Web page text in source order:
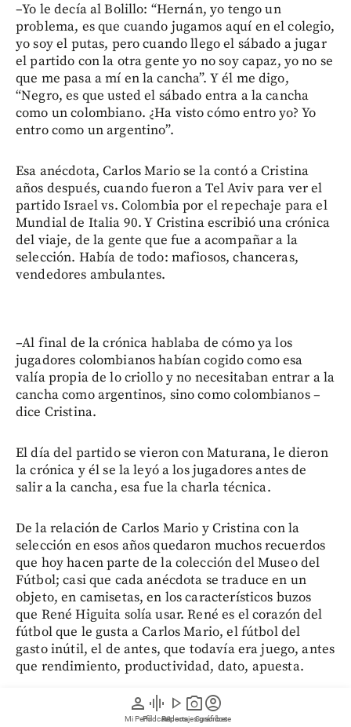
person
Mi Perfil
graphic_eq
Pódcast
play_arrow
Videos
photo_camera
Reportajes gráficos
account_circle
Suscríbete
–Yo le decía al Bolillo: “Hernán, yo tengo un
problema, es que cuando jugamos aquí en el colegio,
yo soy el putas, pero cuando llego el sábado a jugar
el partido con la otra gente yo no soy capaz, yo no se
que me pasa a mí en la cancha”. Y él me digo,
“Negro, es que usted el sábado entra a la cancha
como un colombiano. ¿Ha visto cómo entro yo? Yo
entro como un argentino”.
Esa anécdota, Carlos Mario se la contó a Cristina
años después, cuando fueron a Tel Aviv para ver el
partido Israel vs. Colombia por el repechaje para el
Mundial de Italia 90. Y Cristina escribió una crónica
del viaje, de la gente que fue a acompañar a la
selección. Había de todo: mafiosos, chanceras,
vendedores ambulantes.
–Al final de la crónica hablaba de cómo ya los
jugadores colombianos habían cogido como esa
valía propia de lo criollo y no necesitaban entrar a la
cancha como argentinos, sino como colombianos –
dice Cristina.
El día del partido se vieron con Maturana, le dieron
la crónica y él se la leyó a los jugadores antes de
salir a la cancha, esa fue la charla técnica.
De la relación de Carlos Mario y Cristina con la
selección en esos años quedaron muchos recuerdos
que hoy hacen parte de la colección del Museo del
Fútbol; casi que cada anécdota se traduce en un
objeto, en camisetas, en los característicos buzos
que René Higuita solía usar. René es el corazón del
fútbol que le gusta a Carlos Mario, el fútbol del
gasto inútil, el de antes, que todavía era juego, antes
que rendimiento, productividad, dato, apuesta.
–René era un genio, yo nunca me canso de decirle. Y